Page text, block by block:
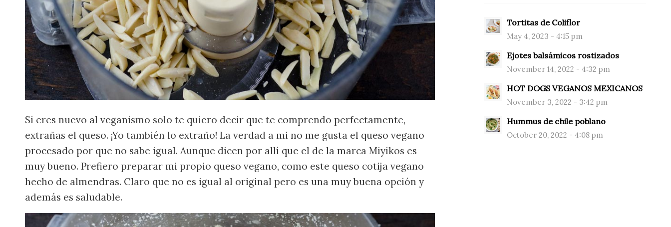
Si eres nuevo al veganismo solo te quiero decir que te comprendo perfectamente,
extrañas el queso. ¡Yo también lo extraño! La verdad a mi no me gusta el queso vegano
procesado por que no sabe igual. Aunque dicen por allí que el de la marca Miyikos es
muy bueno. Prefiero preparar mi propio queso vegano, como este queso cotija vegano
hecho de almendras. Claro que no es igual al original pero es una muy buena opción y
además es saludable.
Tortitas de Coliflor
May 4, 2023 - 4:15 pm
Ejotes balsámicos rostizados
November 14, 2022 - 4:32 pm
HOT DOGS VEGANOS MEXICANOS
November 3, 2022 - 3:42 pm
Hummus de chile poblano
October 20, 2022 - 4:08 pm